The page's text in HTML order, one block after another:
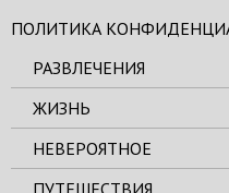
ПОЛИТИКА
РАЗВЛЕЧЕНИЯ
ЖИЗНЬ
НЕВЕРОЯТНОЕ